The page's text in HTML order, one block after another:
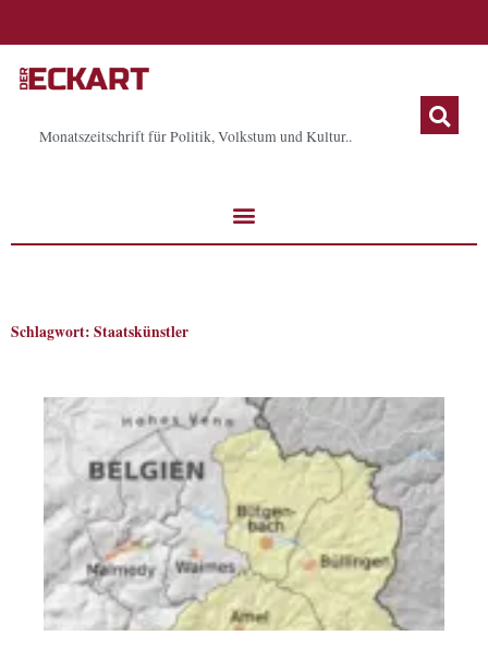
Monatszeitschrift für Politik, Volkstum und Kultur..
Schlagwort: Staatskünstler
SeiteSeiteSeiteSeite